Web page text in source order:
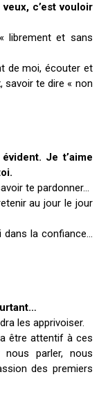
c’est vouloir
librement et sans
de moi, écouter et
savoir te dire « non
Je t’aime
te pardonner…
au jour le jour
dans la confiance…
les apprivoiser.
être attentif à ces
nous parler, nous
des premiers